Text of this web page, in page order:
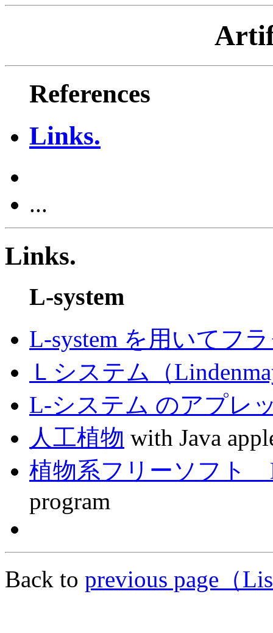
References
Links.
...
Links.
L-system
L-system を用いてフ
Ｌシステム（
L-システム のアプレ
人工植物 with Java
植物系フリーソフト
program
Back to previous page（